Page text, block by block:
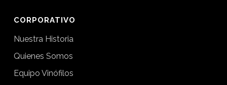
CORPORATIVO
Nuestra Historia
Quienes Somos
Equipo Vinófilos